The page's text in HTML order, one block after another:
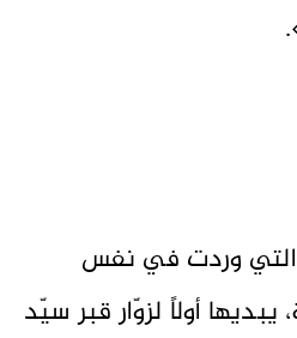
التي وردت في نفس
أولاً لزوّار قبر سيّد